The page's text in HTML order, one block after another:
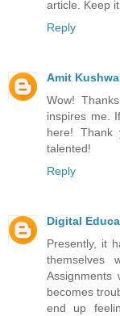
article. Keep
Reply
Amit
Wow!
inspires me.
here! Thank
talented!
Reply
Digital
Presently, it
themselves
Assignments
becomes
end up